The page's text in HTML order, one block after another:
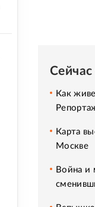
Как
Карта
Москве
Война и